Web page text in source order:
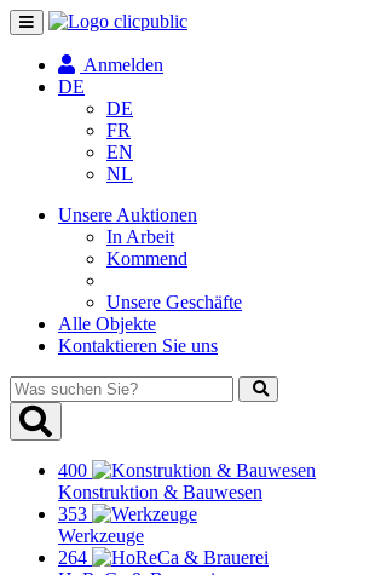
Navigation
umschalten
Anmelden
DE
DE
FR
EN
NL
Unsere Auktionen
In Arbeit
Kommend
Unsere Geschäfte
Alle Objekte
Kontaktieren Sie uns
Was
suchen
Sie?
400
Konstruktion & Bauwesen
353
Werkzeuge
264